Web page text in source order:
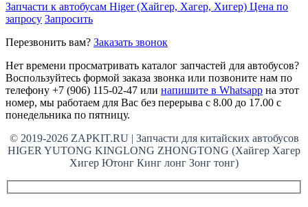
Запчасти к автобусам Higer (Хайгер, Хагер, Хигер) Цена по
запросу Запросить
Перезвонить вам? Заказать звонок
Нет времени просматривать каталог запчастей для автобусов?
Воспользуйтесь формой заказа звонка или позвоните нам по
телефону +7 (906) 115-02-47 или напишите в Whatsapp на этот
номер, мы работаем для Вас без перерыва с 8.00 до 17.00 с
понедельника по пятницу.
© 2019-2026 ZAPKIT.RU | Запчасти для китайских автобусов
HIGER YUTONG KINGLONG ZHONGTONG (Хайгер Хагер
Хигер Ютонг Кинг лонг Зонг тонг)